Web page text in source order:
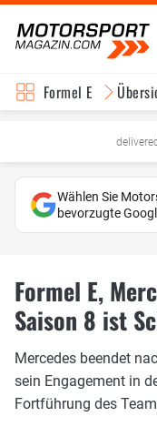
Formel E
Wählen Sie
bevorzugte
Formel E,
Saison 8 ist
Mercedes beendet
sein Engagement in
Fortführung des